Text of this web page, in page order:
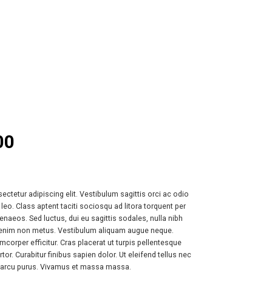
adipiscing elit. Vestibulum sagittis orci ac odio
Class aptent taciti sociosqu ad litora torquent per
Sed luctus, dui eu sagittis sodales, nulla nibh
non metus. Vestibulum aliquam augue neque.
efficitur. Cras placerat ut turpis pellentesque
Curabitur finibus sapien dolor. Ut eleifend tellus nec
purus. Vivamus et massa massa.